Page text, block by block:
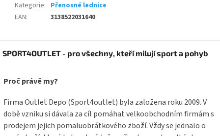
Kategorie: Přenosné lednice
EAN: 3138522031640
á
a
SPORT4OUTLET - pro všechny, kteří milují sport a pohyb
Proč právě my?
Firma Outlet Depo (Sport4outlet) byla založena roku 2009. V
době vzniku si dávala za cíl pomáhat velkoobchodním firmám s
prodejem jejich pomaluobrátkového zboží. Vždy se jednalo o